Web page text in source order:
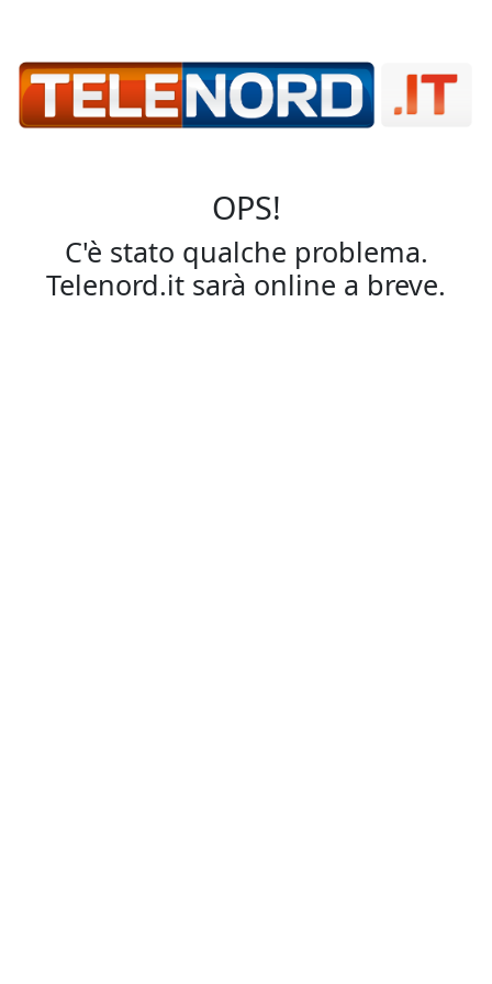
OPS!
C'è stato qualche problema.
Telenord.it sarà online a breve.